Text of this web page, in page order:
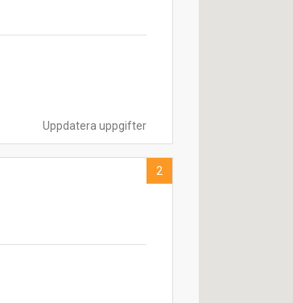
Uppdatera uppgifter
2